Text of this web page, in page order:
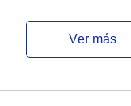
ver más